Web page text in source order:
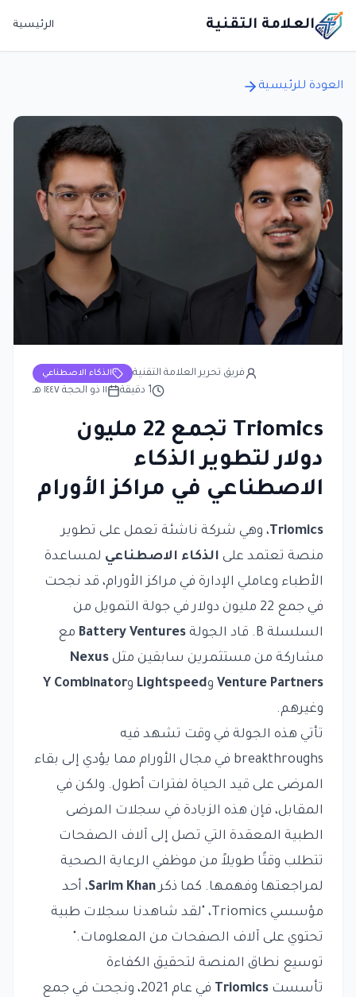
العلامة التقنية الرئيسية
العودة للرئيسية
الذكاء الاصطناعي
فريق تحرير العلامة التقنية
١١ ذو الحجة ١٤٤٧ هـ
1 دقيقة
Triomics تجمع 22 مليون
دولار لتطوير الذكاء
الاصطناعي في مراكز الأورام
Triomics ، وهي شركة ناشئة تعمل على تطوير
منصة تعتمد على الذكاء الاصطناعي لمساعدة
الأطباء وعاملي الإدارة في مراكز الأورام، قد نجحت
في جمع 22 مليون دولار في جولة التمويل من
السلسلة B. قاد الجولة
Battery Ventures مع
مشاركة من مستثمرين سابقين مثل Nexus
Venture Partners وLightspeed وY Combinator
وغيرهم.
تأتي هذه الجولة في وقت تشهد فيه
breakthroughs في مجال الأورام مما يؤدي إلى بقاء
المرضى على قيد الحياة لفترات أطول. ولكن في
المقابل، فإن هذه الزيادة في سجلات المرضى
الطبية المعقدة التي تصل إلى آلاف الصفحات
تتطلب وقتًا طويلاً من موظفي الرعاية الصحية
لمراجعتها وفهمها. كما ذكرSarim Khan، أحد
مؤسسي Triomics، "لقد شاهدنا سجلات طبية
تحتوي على آلاف الصفحات من المعلومات."
توسيع نطاق المنصة لتحقيق الكفاءة
تأسست Triomics
في عام 2021، ونجحت في جمع